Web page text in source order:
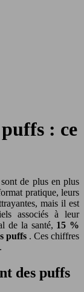
: ce
de plus en plus
pratique, leurs
mais il est
associés à leur
de la santé, 15 %
puffs . Ces chiffres
des puffs